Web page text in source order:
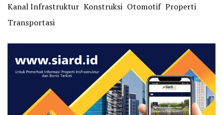
Kanal Infrastruktur Konstruksi Otomotif Properti
Transportasi